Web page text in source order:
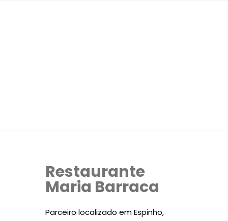
Restaurante
Maria Barraca
Parceiro localizado em Espinho,